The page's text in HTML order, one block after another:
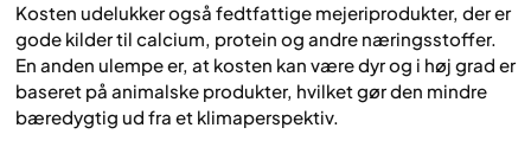
Kosten udelukker også fedtfattige mejeriprodukter, der er
gode kilder til calcium, protein og andre næringsstoffer.
En anden ulempe er, at kosten kan være dyr og i høj grad er
baseret på animalske produkter, hvilket gør den mindre
bæredygtig ud fra et klimaperspektiv.